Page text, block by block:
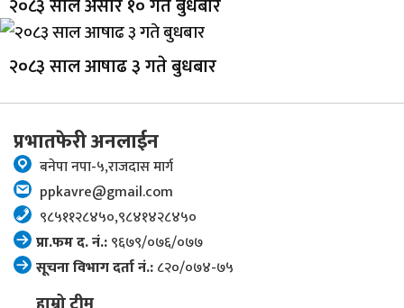
२०८३ साल असार १० गते बुधबार
२०८३ साल आषाढ ३ गते बुधबार
प्रभातफेरी अनलाईन
बनेपा नपा-५,राजदास मार्ग
ppkavre@gmail.com
९८५११२८४५०,९८४१४२८४५०
प्रा.फम द. नं.:९६७९/०७६/०७७
सूचना विभाग दर्ता नं.:८२०/०७४-७५